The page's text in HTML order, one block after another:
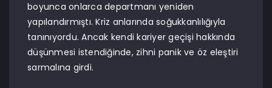
boyunca onlarca departmanı yeniden
yapılandırmıştı. Kriz anlarında soğukkanlılığıyla
tanınıyordu. Ancak kendi kariyer geçişi hakkında
düşünmesi istendiğinde, zihni panik ve öz eleştiri
sarmalına girdi.